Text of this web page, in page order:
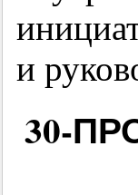
и
30-